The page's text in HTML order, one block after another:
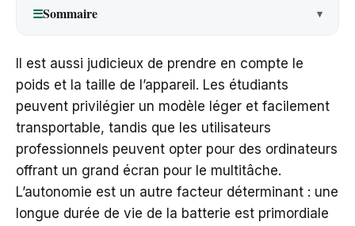
☰Sommaire
Il est aussi judicieux de prendre en compte le
poids et la taille de l’appareil. Les étudiants
peuvent privilégier un modèle léger et facilement
transportable, tandis que les utilisateurs
professionnels peuvent opter pour des ordinateurs
offrant un grand écran pour le multitâche.
L’autonomie est un autre facteur déterminant : une
longue durée de vie de la batterie est primordiale